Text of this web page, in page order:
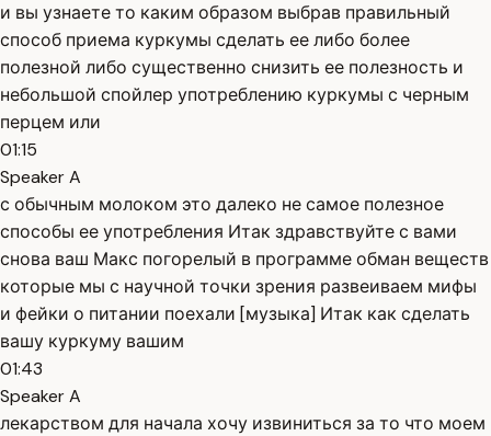
и вы узнаете то каким образом выбрав правильный
способ приема куркумы сделать ее либо более
полезной либо существенно снизить ее полезность и
небольшой спойлер употреблению куркумы с черным
перцем или
01:15
Speaker A
с обычным молоком это далеко не самое полезное
способы ее употребления Итак здравствуйте с вами
снова ваш Макс погорелый в программе обман веществ
которые мы с научной точки зрения развеиваем мифы
и фейки о питании поехали [музыка] Итак как сделать
вашу куркуму вашим
01:43
Speaker A
лекарством для начала хочу извиниться за то что моем